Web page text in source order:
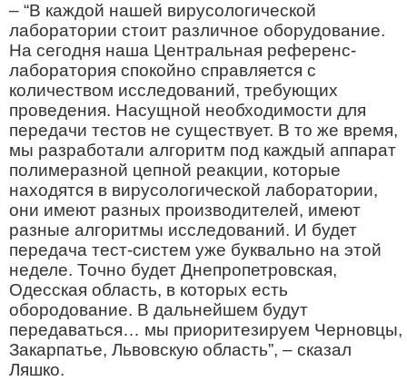
– “В каждой нашей вирусологической
лаборатории стоит различное оборудование.
На сегодня наша Центральная референс-
лаборатория спокойно справляется с
количеством исследований, требующих
проведения. Насущной необходимости для
передачи тестов не существует. В то же время,
мы разработали алгоритм под каждый аппарат
полимеразной цепной реакции, которые
находятся в вирусологической лаборатории,
они имеют разных производителей, имеют
разные алгоритмы исследований. И будет
передача тест-систем уже буквально на этой
неделе. Точно будет Днепропетровская,
Одесская область, в которых есть
обородование. В дальнейшем будут
передаваться… мы приоритезируем Черновцы,
Закарпатье, Львовскую область”, – сказал
Ляшко.